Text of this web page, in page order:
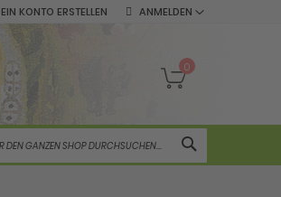
ANMELDEN
EIN KONTO ERSTELLEN
Mein
0
SUCHE